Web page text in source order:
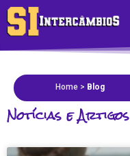
Home > Blog
Notícias e Artigos